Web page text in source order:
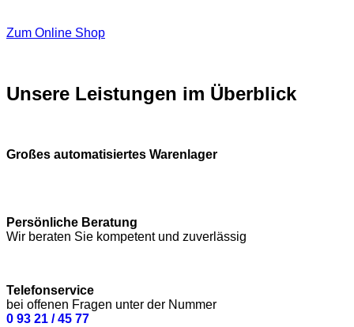
Zum Online Shop
Unsere Leistungen im Überblick
Großes automatisiertes Warenlager
Persönliche Beratung
Wir beraten Sie kompetent und zuverlässig
Telefonservice
bei offenen Fragen unter der Nummer
0 93 21 / 45 77